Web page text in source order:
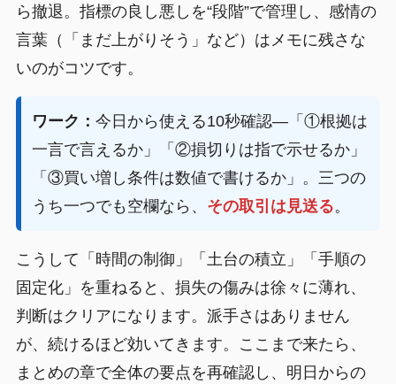
ら撤退。指標の良し悪しを“段階”で管理し、感情の
言葉（「まだ上がりそう」など）はメモに残さな
いのがコツです。
ワーク： 今日から使える10秒確認—「①根拠は
一言で言えるか」「②損切りは指で示せるか」
「③買い増し条件は数値で書けるか」。三つの
うち一つでも空欄なら、 その取引は見送る。
こうして「時間の制御」「土台の積立」「手順の
固定化」を重ねると、損失の傷みは徐々に薄れ、
判断はクリアになります。派手さはありません
が、続けるほど効いてきます。ここまで来たら、
まとめの章で全体の要点を再確認し、明日からの